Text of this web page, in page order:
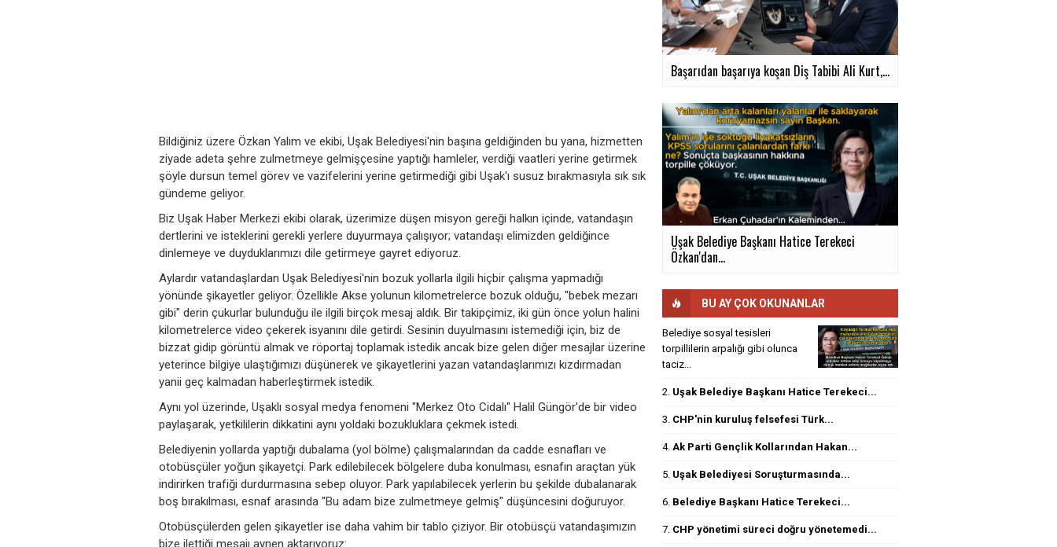
Bildiğiniz üzere Özkan Yalım ve ekibi, Uşak Belediyesi'nin başına geldiğinden bu yana, hizmetten
ziyade adeta şehre zulmetmeye gelmişçesine yaptığı hamleler, verdiği vaatleri yerine getirmek
şöyle dursun temel görev ve vazifelerini yerine getirmediği gibi Uşak'ı susuz bırakmasıyla sık sık
gündeme geliyor.
Biz Uşak Haber Merkezi ekibi olarak, üzerimize düşen misyon gereği halkın içinde, vatandaşın
dertlerini ve isteklerini gerekli yerlere duyurmaya çalışıyor; vatandaşı elimizden geldiğince
dinlemeye ve duyduklarımızı dile getirmeye gayret ediyoruz.
Aylardır vatandaşlardan Uşak Belediyesi'nin bozuk yollarla ilgili hiçbir çalışma yapmadığı
yönünde şikayetler geliyor. Özellikle Akse yolunun kilometrelerce bozuk olduğu, "bebek mezarı
gibi" derin çukurlar bulunduğu ile ilgili birçok mesaj aldık. Bir takipçimiz, iki gün önce yolun halini
kilometrelerce video çekerek isyanını dile getirdi. Sesinin duyulmasını istemediği için, biz de
bizzat gidip görüntü almak ve röportaj toplamak istedik ancak bize gelen diğer mesajlar üzerine
yeterince bilgiye ulaştığımızı düşünerek ve şikayetlerini yazan vatandaşlarımızı kızdırmadan
yanii geç kalmadan haberleştirmek istedik.
Aynı yol üzerinde, Uşaklı sosyal medya fenomeni "Merkez Oto Cidalı" Halil Güngör'de bir video
paylaşarak, yetkililerin dikkatini aynı yoldaki bozukluklara çekmek istedi.
Belediyenin yollarda yaptığı dubalama (yol bölme) çalışmalarından da cadde esnafları ve
otobüsçüler yoğun şikayetçi. Park edilebilecek bölgelere duba konulması, esnafın araçtan yük
indirirken trafiği durdurmasına sebep oluyor. Park yapılabilecek yerlerin bu şekilde dubalanarak
boş bırakılması, esnaf arasında "Bu adam bize zulmetmeye gelmiş" düşüncesini doğuruyor.
Otobüsçülerden gelen şikayetler ise daha vahim bir tablo çiziyor. Bir otobüsçü vatandaşımızın
bize ilettiği mesajı aynen aktarıyoruz:
Başarıdan başarıya koşan Diş Tabibi Ali Kurt,...
Uşak Belediye Başkanı Hatice Terekeci
Özkan'dan...
BU AY ÇOK OKUNANLAR
Belediye sosyal tesisleri
torpillilerin arpalığı gibi olunca
taciz...
2. Uşak Belediye Başkanı Hatice Terekeci...
3. CHP'nin kuruluş felsefesi Türk...
4. Ak Parti Gençlik Kollarından Hakan...
5. Uşak Belediyesi Soruşturmasında...
6. Belediye Başkanı Hatice Terekeci...
7. CHP yönetimi süreci doğru yönetemedi...